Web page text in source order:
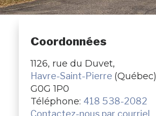
Coordonnées
1126, rue du Duvet,
Havre-Saint-Pierre (Québec)
G0G 1P0
Téléphone: 418 538-2082